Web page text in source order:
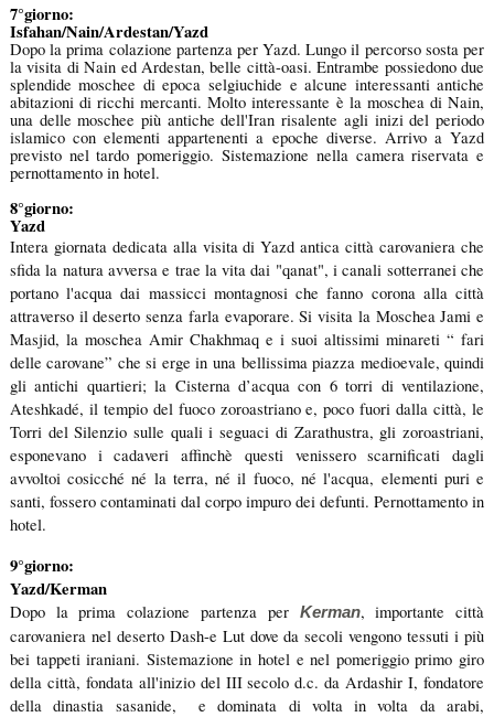
7°giorno:
Isfahan/Nain/Ardestan/Yazd
Dopo la prima colazione partenza per Yazd. Lungo il percorso sosta per
la visita di Nain ed Ardestan, belle città-oasi. Entrambe possiedono due
splendide moschee di epoca selgiuchide e alcune interessanti antiche
abitazioni di ricchi mercanti. Molto interessante è la moschea di Nain,
una delle moschee più antiche dell'Iran risalente agli inizi del periodo
islamico con elementi appartenenti a epoche diverse. Arrivo a Yazd
previsto nel tardo pomeriggio. Sistemazione nella camera riservata e
pernottamento in hotel.
8°giorno:
Yazd
Intera giornata dedicata alla visita di Yazd antica città carovaniera che
sfida la natura avversa e trae la vita dai "qanat", i canali sotterranei che
portano l'acqua dai massicci montagnosi che fanno corona alla città
attraverso il deserto senza farla evaporare. Si visita laMoschea Jami e
Masjid, la moschea Amir Chakhmaq e i suoi altissimi minareti “ fari
delle carovane” che si erge in una bellissima piazza medioevale, quindi
gli antichi quartieri; la Cisterna d’acqua con 6 torri di ventilazione,
Ateshkadé, il tempio del fuoco zoroastriano e, poco fuori dalla città, le
Torri del Silenziosulle quali i seguaci di Zarathustra, gli zoroastriani,
esponevano i cadaveri affinchè questi venissero scarnificati dagli
avvoltoi cosicché né la terra, né il fuoco, né l'acqua, elementi puri e
santi, fossero contaminati dal corpo impuro dei defunti. Pernottamento in
hotel.
9°giorno:
Yazd/Kerman
Dopo la prima colazione partenza per Kerman, importante città
carovaniera nel deserto Dash-e Lut dove da secoli vengono tessuti i più
bei tappeti iraniani. Sistemazione in hotel e nel pomeriggio primo giro
della città, fondata all'inizio del III secolo d.c. da Ardashir I, fondatore
della dinastia sasanide,
e dominata di volta in volta da arabi,